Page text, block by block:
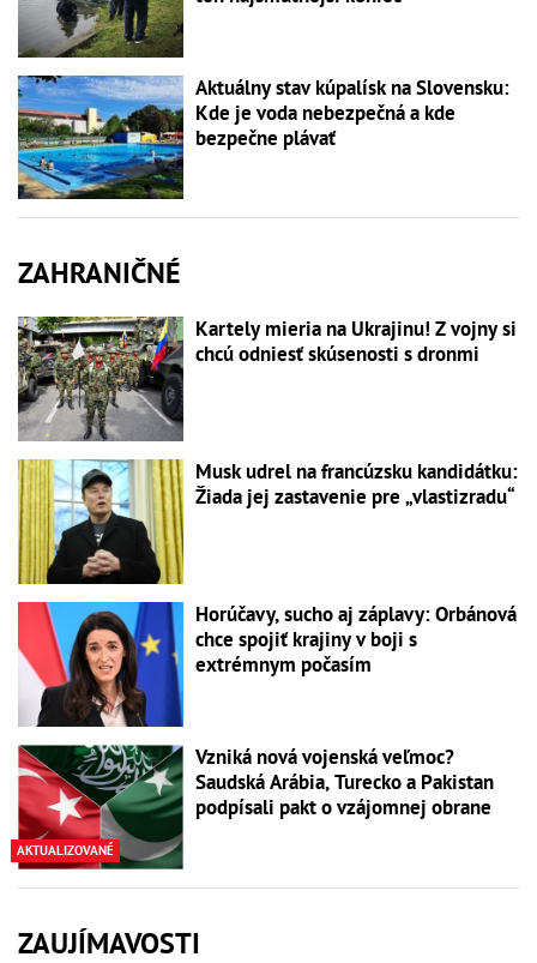
Aktuálny stav kúpalísk na Slovensku:
Kde je voda nebezpečná a kde
bezpečne plávať
ZAHRANIČNÉ
Kartely mieria na Ukrajinu! Z vojny si
chcú odniesť skúsenosti s dronmi
Musk udrel na francúzsku kandidátku:
Žiada jej zastavenie pre „vlastizradu“
Horúčavy, sucho aj záplavy: Orbánová
chce spojiť krajiny v boji s
extrémnym počasím
AKTUALIZOVANÉ
Vzniká nová vojenská veľmoc?
Saudská Arábia, Turecko a Pakistan
podpísali pakt o vzájomnej obrane
ZAUJÍMAVOSTI